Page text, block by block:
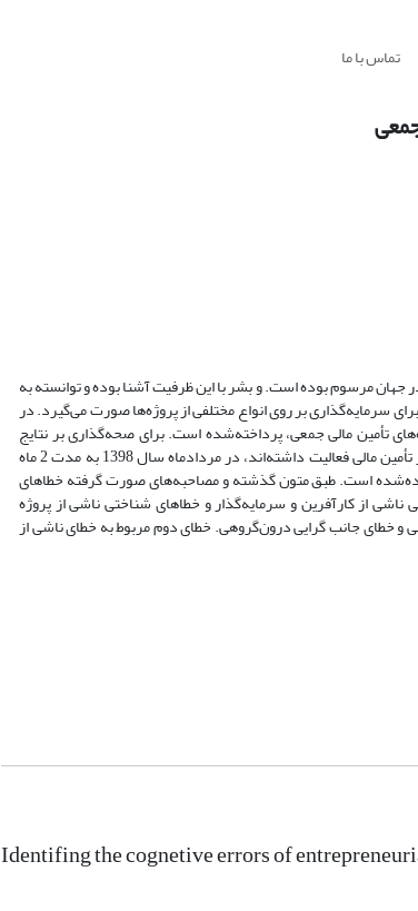
تماس با ما
جهان مرسوم بوده است. و بشر با این ظرفیت آشنا بوده و توانسته به
سرمایه‌گذاری بر روی انواع مختلفی از پروژه‌ها صورت می‌گیرد. در
تأمین مالی جمعی، پرداخته‌شده است. برای صحه‌گذاری بر نتایج
به‌دست‌آمده درگذشته، مصاحبه نیمه ساختاریافته با 15نفراز خبرگان تأمین مالی جمعی در شهر تهران، که در تأمین مالی فعالیت داشته‌اند، در مردادماه سال 1398 به مدت 2 ماه
است. طبق متون گذشته و مصاحبه‌های صورت گرفته خطاهای
از کارآفرین و سرمایه‌گذار و خطاهای شناختی ناشی از پروژه
و خطای جانب گرایی درون‌گروهی. خطای دوم مربوط به خطای ناشی از
Identifing the cognetive errors of